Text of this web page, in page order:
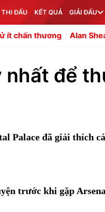
THI ĐẤU KẾT QUẢ GIẢI ĐẤU
Alan Shearer trầm trồ
để
Palace đã giải thích
trước khi gặp